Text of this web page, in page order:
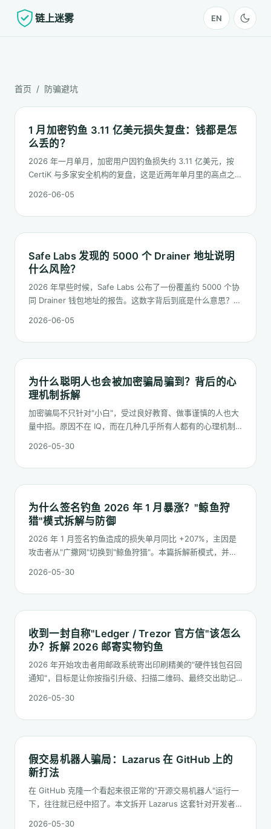
链上迷雾 EN
首页 / 防骗避坑
1 月加密钓鱼 3.11 亿美元损失复盘：钱都是怎
么丢的？
2026 年一月单月，加密用户因钓鱼损失约 3.11 亿美元，按
CertiK 与多家安全机构的复盘，这是近两年单月里的高点之
2026-06-05
Safe Labs 发现的 5000 个 Drainer 地址说明
什么风险？
2026 年早些时候，Safe Labs 公布了一份覆盖约 5000 个协
同 Drainer 钱包地址的报告。这数字背后到底是什么意思？是
2026-06-05
为什么聪明人也会被加密骗局骗到？背后的心
理机制拆解
加密骗局不只针对"小白"，受过良好教育、做事谨慎的人也大
量中招。原因不在 IQ，而在几种几乎所有人都有的心理机制
2026-05-30
为什么签名钓鱼 2026 年 1 月暴涨？"鲸鱼狩
猎"模式拆解与防御
2026 年 1 月签名钓鱼造成的损失单月同比 +207%，主因是
攻击者从"广撒网"切换到"鲸鱼狩猎"。本篇拆解新模式，并给
2026-05-30
收到一封自称"Ledger / Trezor 官方信"该怎么
办？拆解 2026 邮寄实物钓鱼
2026 年开始攻击者用邮政系统寄出印刷精美的"硬件钱包召回
通知"，目标是让你按指引升级、扫描二维码、最终交出助记
2026-05-30
假交易机器人骗局：Lazarus 在 GitHub 上的
新打法
在 GitHub 克隆一个看起来很正常的"开源交易机器人"运行一
下，往往就已经中招了。本文拆开 Lazarus 这套针对开发者
2026-05-30